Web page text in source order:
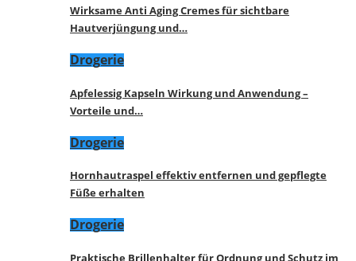
Wirksame Anti Aging Cremes für sichtbare
Hautverjüngung und…
Drogerie
Apfelessig Kapseln Wirkung und Anwendung –
Vorteile und…
Drogerie
Hornhautraspel effektiv entfernen und gepflegte
Füße erhalten
Drogerie
Praktische Brillenhalter für Ordnung und Schutz im